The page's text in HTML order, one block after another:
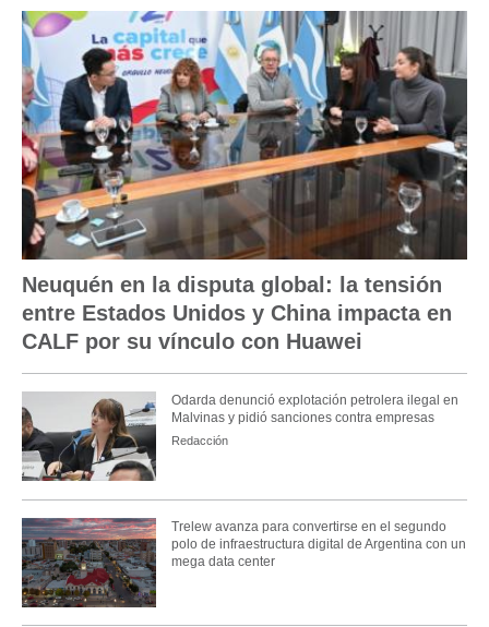
Neuquén en la disputa global: la tensión
entre Estados Unidos y China impacta en
CALF por su vínculo con Huawei
Odarda denunció explotación petrolera ilegal en
Malvinas y pidió sanciones contra empresas
Redacción
Trelew avanza para convertirse en el segundo
polo de infraestructura digital de Argentina con un
mega data center